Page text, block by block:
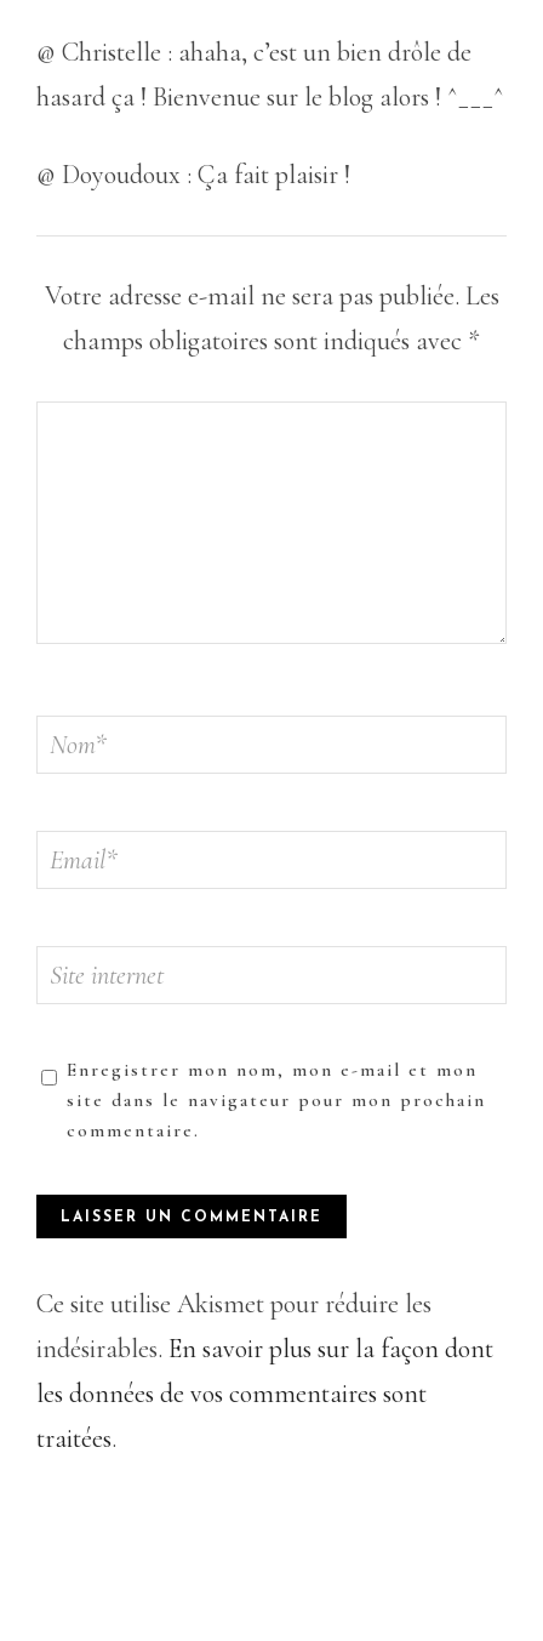
@ Christelle : ahaha, c’est un bien drôle de
hasard ça ! Bienvenue sur le blog alors ! ^___^
@ Doyoudoux : Ça fait plaisir !
Votre adresse e-mail ne sera pas publiée. Les
champs obligatoires sont indiqués avec *
Enregistrer mon nom, mon e-mail et mon
site dans le navigateur pour mon prochain
commentaire.
Ce site utilise Akismet pour réduire les
indésirables. En savoir plus sur la façon dont
les données de vos commentaires sont
traitées.